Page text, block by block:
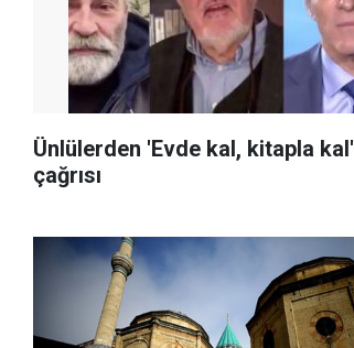
Ünlülerden 'Evde kal, kitapla kal'
çağrısı